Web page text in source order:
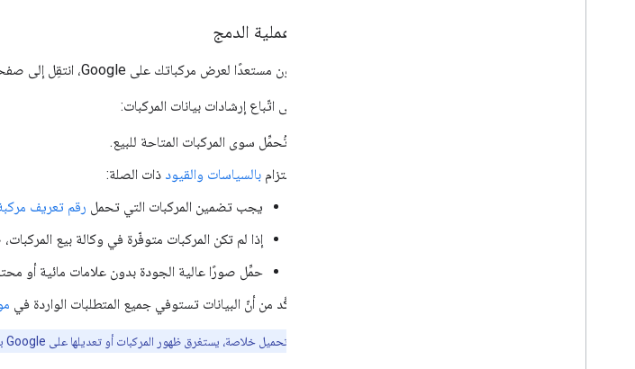
إطلاق عملية الدمج
عندما تكون مستعدًا لعرض مركباتك على Google، انتقِل إلى صفحة
احرص على اتّباع إرشادات بيانات المركبات:
لا تُحمِّل سوى المركبات المتاحة للبيع.
الالتزام بالسياسات والقيود ذات الصلة:
يجب تضمين المركبات التي تحمل رقم تعريف
إذا لم تكن المركبات متوفّرة في وكالة بيع
حمِّل صورًا عالية الجودة بدون علامات مائية أو
تأكَّد من أنّ البيانات تستوفي جميع المتطلبات الواردة في
بعد تحميل خلاصة، يستغرق ظهور المركبات أو تعديلها على Google بضع ساعات.